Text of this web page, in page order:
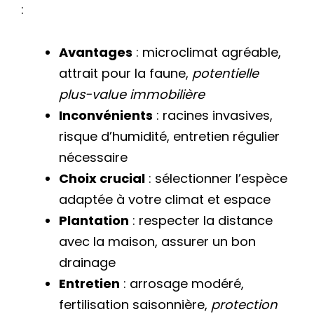
:
Avantages : microclimat agréable,
attrait pour la faune, potentielle
plus-value immobilière
Inconvénients : racines invasives,
risque d’humidité, entretien régulier
nécessaire
Choix crucial : sélectionner l’espèce
adaptée à votre climat et espace
Plantation : respecter la distance
avec la maison, assurer un bon
drainage
Entretien : arrosage modéré,
fertilisation saisonnière, protection